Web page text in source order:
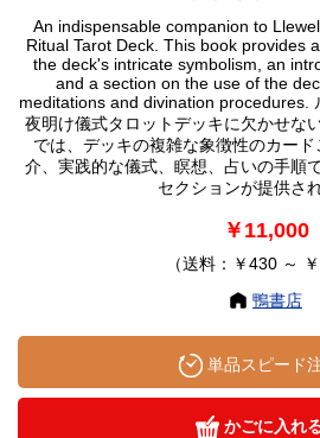
An indispensable companion to
Ritual Tarot Deck. This book provides
the deck's intricate symbolism, an
and a section on the use of the
meditations and divination procedures.
夜明け儀式タロットデッキに欠かせな
では、デッキの複雑な象徴性のカー
介、実践的な儀式、瞑想、占いの手順
セクションが提供さ
￥11,000
（送料：￥430 ～ ￥
鴨書店
単品スピード
かごに入れ